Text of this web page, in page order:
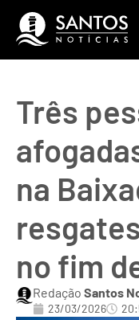
Três
na
no fim
Redação Santos
23/03/2026